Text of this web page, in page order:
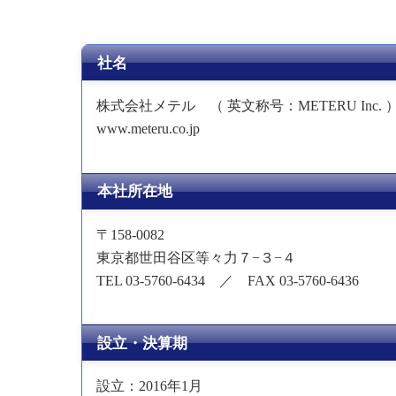
社名
株式会社メテル （ 英文称号：METERU Inc.
www.meteru.co.jp
本社所在地
〒158-0082
東京都世田谷区等々力７−３−４
TEL 03-5760-6434 ／ FAX 03-5760-6436
設立・決算期
設立：2016年1月